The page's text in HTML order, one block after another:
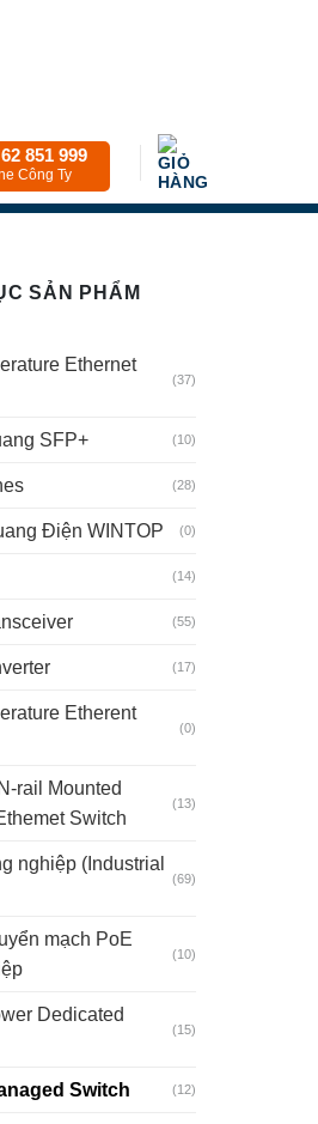
851 999
Công Ty
SẢN PHẨM
Ethernet
(37)
SFP+ (10)
(28)
Điện WINTOP (0)
(14)
(55)
(17)
Etherent
(0)
rail Mounted
Switch
(13)
nghiệp (Industrial
(69)
mạch PoE
(10)
Dedicated
(15)
Switch (12)